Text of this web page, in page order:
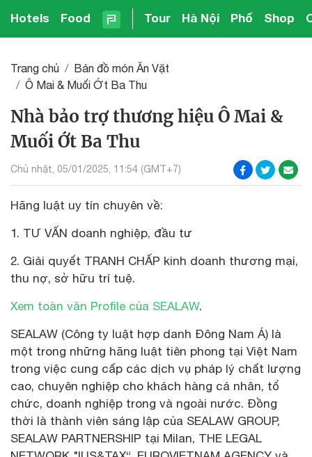
Hotels Food Tour Hà Nội Phố Shop
Trang chủ
Bản đồ món Ăn Vặt
Ô Mai & Muối Ớt Ba Thu
Nhà bảo trợ thương hiệu Ô Mai &
Muối Ớt Ba Thu
Chủ nhật, 05/01/2025, 11:54 (GMT+7)
Hãng luật uy tín chuyên về:
1. TƯ VẤN doanh nghiệp, đầu tư
2. Giải quyết TRANH CHẤP kinh doanh thương mại,
thu nợ, sở hữu trí tuệ.
Xem toàn văn Profile của SEALAW.
SEALAW (Công ty luật hợp danh Đông Nam Á) là
một trong những hãng luật tiên phong tại Việt Nam
trong việc cung cấp các dịch vụ pháp lý chất lượng
cao, chuyên nghiệp cho khách hàng cá nhân, tổ
chức, doanh nghiệp trong và ngoài nước. Đồng
thời là thành viên sáng lập của SEALAW GROUP,
SEALAW PARTNERSHIP tại Milan, THE LEGAL